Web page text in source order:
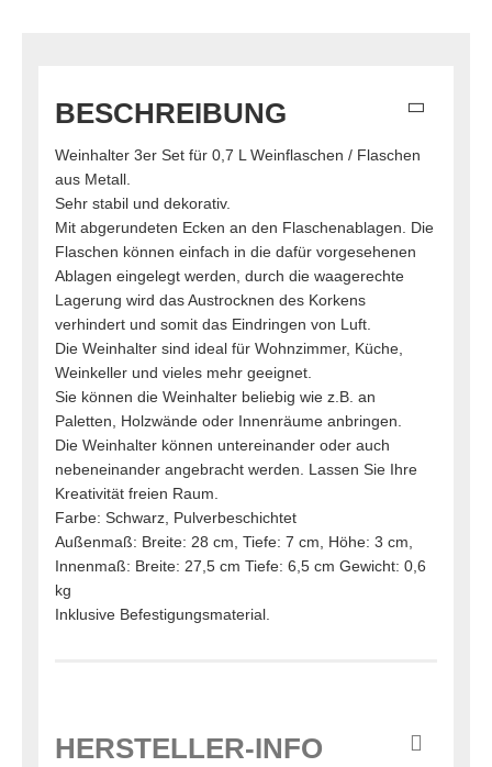
BESCHREIBUNG
Weinhalter 3er Set für 0,7 L Weinflaschen / Flaschen
aus Metall.
Sehr stabil und dekorativ.
Mit abgerundeten Ecken an den Flaschenablagen. Die
Flaschen können einfach in die dafür vorgesehenen
Ablagen eingelegt werden, durch die waagerechte
Lagerung wird das Austrocknen des Korkens
verhindert und somit das Eindringen von Luft.
Die Weinhalter sind ideal für Wohnzimmer, Küche,
Weinkeller und vieles mehr geeignet.
Sie können die Weinhalter beliebig wie z.B. an
Paletten, Holzwände oder Innenräume anbringen.
Die Weinhalter können untereinander oder auch
nebeneinander angebracht werden. Lassen Sie Ihre
Kreativität freien Raum.
Farbe: Schwarz, Pulverbeschichtet
Außenmaß: Breite: 28 cm, Tiefe: 7 cm, Höhe: 3 cm,
Innenmaß: Breite: 27,5 cm Tiefe: 6,5 cm Gewicht: 0,6
kg
Inklusive Befestigungsmaterial.
HERSTELLER-INFO